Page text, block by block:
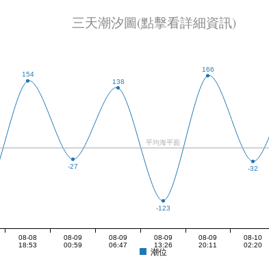
三天潮汐圖(點擊看詳細資訊)
154
-27
138
-123
166
-32
平均海平面
08-08
18:53
08-09
00:59
08-09
06:47
08-09
13:26
08-09
20:11
08-10
02:20
潮位